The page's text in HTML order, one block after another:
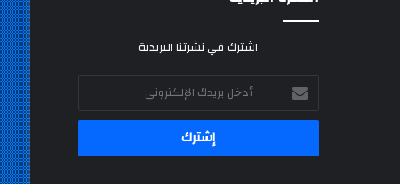
اشترك في نشرتنا البريدية
أدخل
بريدك
الإلكتروني